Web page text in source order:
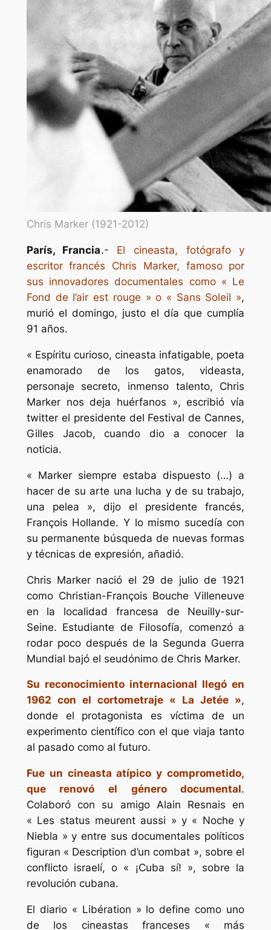
Chris Marker (1921-2012)
París, Francia.- El cineasta, fotógrafo y
escritor francés Chris Marker, famoso por
sus innovadores documentales como « Le
Fond de l’air est rouge » o « Sans Soleil »,
murió el domingo, justo el día que cumplía
91 años.
« Espíritu curioso, cineasta infatigable, poeta
enamorado de los gatos, videasta,
personaje secreto, inmenso talento, Chris
Marker nos deja huérfanos », escribió vía
twitter el presidente del Festival de Cannes,
Gilles Jacob, cuando dio a conocer la
noticia.
« Marker siempre estaba dispuesto (…) a
hacer de su arte una lucha y de su trabajo,
una pelea », dijo el presidente francés,
François Hollande. Y lo mismo sucedía con
su permanente búsqueda de nuevas formas
y técnicas de expresión, añadió.
Chris Marker nació el 29 de julio de 1921
como Christian-François Bouche Villeneuve
en la localidad francesa de Neuilly-sur-
Seine. Estudiante de Filosofía, comenzó a
rodar poco después de la Segunda Guerra
Mundial bajó el seudónimo de Chris Marker.
Su reconocimiento internacional llegó en
1962 con el cortometraje « La Jetée »,
donde el protagonista es víctima de un
experimento científico con el que viaja tanto
al pasado como al futuro.
Fue un cineasta atípico y comprometido,
que renovó el género documental.
Colaboró con su amigo Alain Resnais en
« Les status meurent aussi » y « Noche y
Niebla » y entre sus documentales políticos
figuran « Description d’un combat », sobre el
conflicto israelí, o « ¡Cuba sí! », sobre la
revolución cubana.
El diario « Libération » lo define como uno
de los cineastas franceses « más